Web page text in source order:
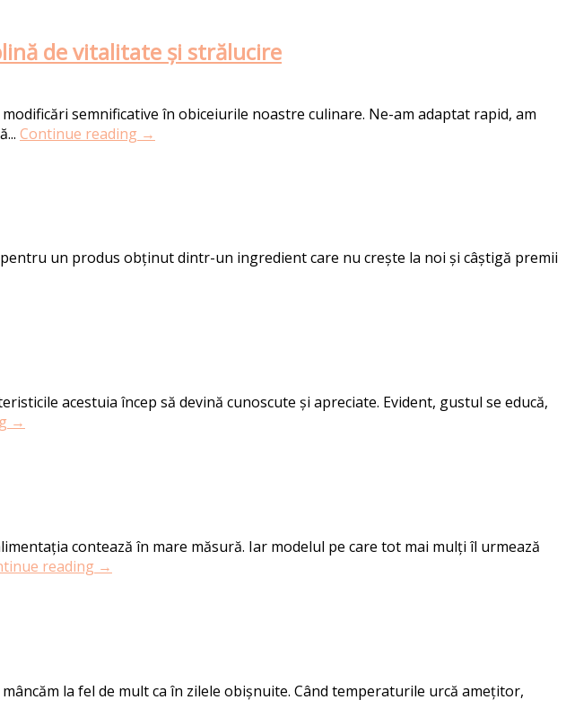
de vitalitate și strălucire
semnificative în obiceiurile noastre culinare. Ne-am adaptat rapid, am
Continue reading →
un produs obținut dintr-un ingredient care nu crește la noi și câștigă premii
acestuia încep să devină cunoscute și apreciate. Evident, gustul se educă,
→
contează în mare măsură. Iar modelul pe care tot mai mulți îl urmează
reading →
la fel de mult ca în zilele obișnuite. Când temperaturile urcă amețitor,